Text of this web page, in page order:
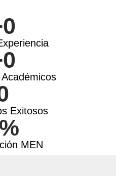
0
0
Exitosos
MEN
%